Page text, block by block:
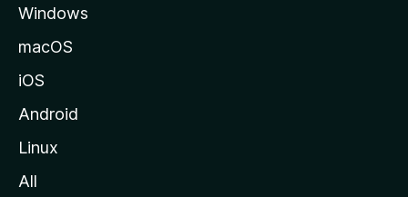
o
l
l
Windows
macOS
iOS
Android
Linux
All